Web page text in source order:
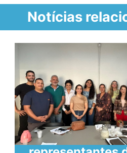
Notícias
SECULT